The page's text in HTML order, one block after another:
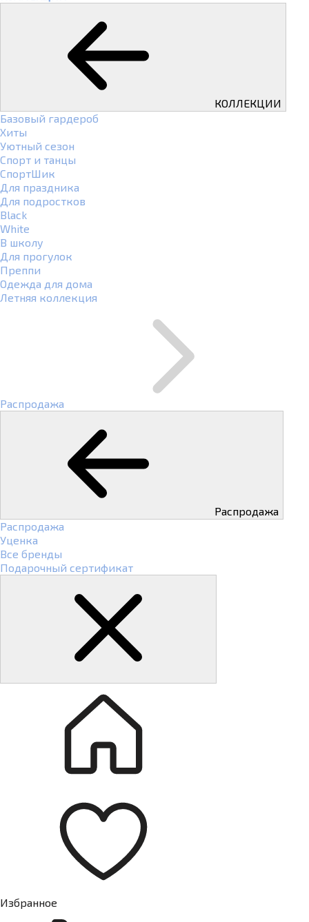
КОЛЛЕКЦИИ
Базовый гардероб
Хиты
Уютный сезон
Спорт и танцы
СпортШик
Для праздника
Для подростков
Black
White
В школу
Для прогулок
Преппи
Одежда для дома
Летняя коллекция
Распродажа
Распродажа
Распродажа
Уценка
Все бренды
Подарочный сертификат
Избранное